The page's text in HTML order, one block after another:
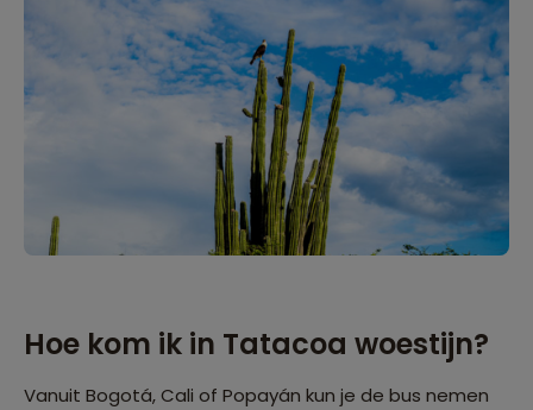
Hoe kom ik in Tatacoa woestijn?
Vanuit Bogotá, Cali of Popayán kun je de bus nemen